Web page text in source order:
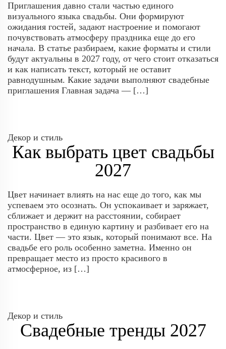
Приглашения давно стали частью единого
визуального языка свадьбы. Они формируют
ожидания гостей, задают настроение и помогают
почувствовать атмосферу праздника еще до его
начала. В статье разбираем, какие форматы и стили
будут актуальны в 2027 году, от чего стоит отказаться
и как написать текст, который не оставит
равнодушным. Какие задачи выполняют свадебные
приглашения Главная задача — […]
Декор и стиль
Как выбрать цвет свадьбы
2027
Цвет начинает влиять на нас еще до того, как мы
успеваем это осознать. Он успокаивает и заряжает,
сближает и держит на расстоянии, собирает
пространство в единую картину и разбивает его на
части. Цвет — это язык, который понимают все. На
свадьбе его роль особенно заметна. Именно он
превращает место из просто красивого в
атмосферное, из […]
Декор и стиль
Свадебные тренды 2027